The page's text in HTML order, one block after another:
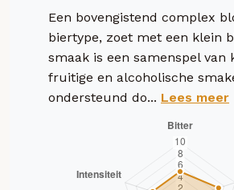
Een bovengistend complex
biertype, zoet met een klein
smaak is een samenspel van
fruitige en alcoholische
ondersteund do... Lees meer